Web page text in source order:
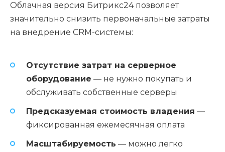
Облачная версия Битрикс24 позволяет
значительно снизить первоначальные затраты
на внедрение CRM-системы:
Отсутствие затрат на серверное
оборудование — не нужно покупать и
обслуживать собственные серверы
Предсказуемая стоимость владения —
фиксированная ежемесячная оплата
Масштабируемость — можно легко